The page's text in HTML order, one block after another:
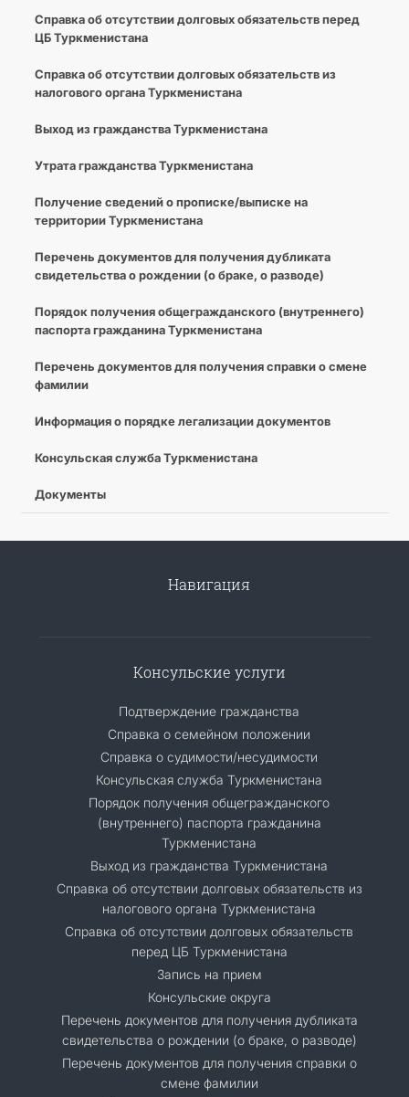
Справка об отсутствии долговых обязательств перед
ЦБ Туркменистана
Справка об отсутствии долговых обязательств из
налогового органа Туркменистана
Выход из гражданства Туркменистана
Утрата гражданства Туркменистана
Получение сведений о прописке/выписке на
территории Туркменистана
Перечень документов для получения дубликата
свидетельства о рождении (о браке, о разводе)
Порядок получения общегражданского (внутреннего)
паспорта гражданина Туркменистана
Перечень документов для получения справки о смене
фамилии
Информация о порядке легализации документов
Консульская служба Туркменистана
Документы
Навигация
Консульские услуги
Подтверждение гражданства
Справка о семейном положении
Справка о судимости/несудимости
Консульская служба Туркменистана
Порядок получения общегражданского
(внутреннего) паспорта гражданина
Туркменистана
Выход из гражданства Туркменистана
Справка об отсутствии долговых обязательств из
налогового органа Туркменистана
Справка об отсутствии долговых обязательств
перед ЦБ Туркменистана
Запись на прием
Консульские округа
Перечень документов для получения дубликата
свидетельства о рождении (о браке, о разводе)
Перечень документов для получения справки о
смене фамилии